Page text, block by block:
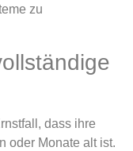
zu
dass ihre
oder Monate alt ist.